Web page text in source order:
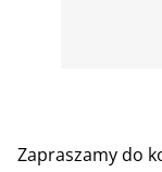
Zapraszamy do